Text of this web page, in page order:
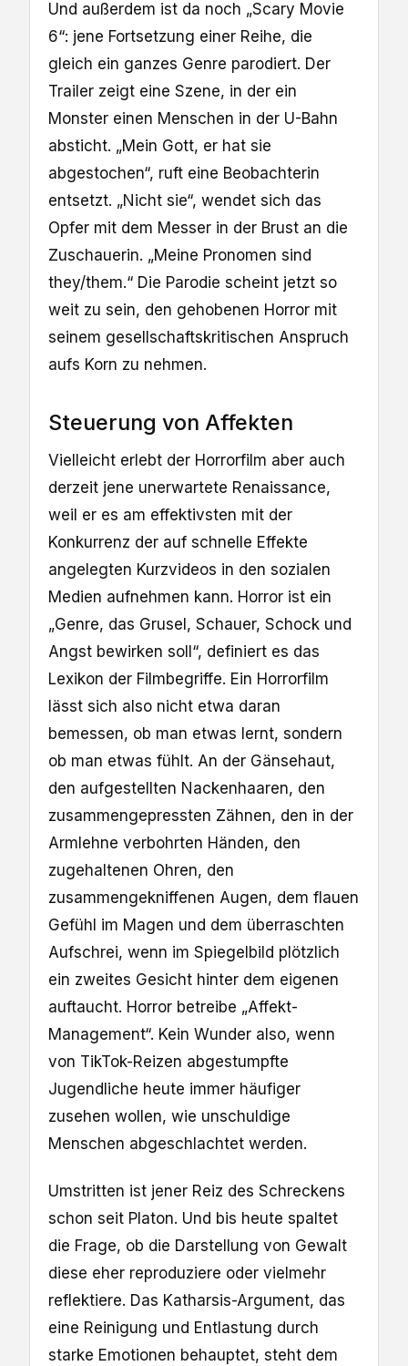
Und außerdem ist da noch „Scary Movie
6“: jene Fortsetzung einer Reihe, die
gleich ein ganzes Genre parodiert. Der
Trailer zeigt eine Szene, in der ein
Monster einen Menschen in der U-Bahn
absticht. „Mein Gott, er hat sie
abgestochen“, ruft eine Beobachterin
entsetzt. „Nicht sie“, wendet sich das
Opfer mit dem Messer in der Brust an die
Zuschauerin. „Meine Pronomen sind
they/them.“ Die Parodie scheint jetzt so
weit zu sein, den gehobenen Horror mit
seinem gesellschaftskritischen Anspruch
aufs Korn zu nehmen.
Steuerung von Affekten
Vielleicht erlebt der Horrorfilm aber auch
derzeit jene unerwartete Renaissance,
weil er es am effektivsten mit der
Konkurrenz der auf schnelle Effekte
angelegten Kurzvideos in den sozialen
Medien aufnehmen kann. Horror ist ein
„Genre, das Grusel, Schauer, Schock und
Angst bewirken soll“, definiert es das
Lexikon der Filmbegriffe. Ein Horrorfilm
lässt sich also nicht etwa daran
bemessen, ob man etwas lernt, sondern
ob man etwas fühlt. An der Gänsehaut,
den aufgestellten Nackenhaaren, den
zusammengepressten Zähnen, den in der
Armlehne verbohrten Händen, den
zugehaltenen Ohren, den
zusammengekniffenen Augen, dem flauen
Gefühl im Magen und dem überraschten
Aufschrei, wenn im Spiegelbild plötzlich
ein zweites Gesicht hinter dem eigenen
auftaucht. Horror betreibe „Affekt-
Management“. Kein Wunder also, wenn
von TikTok-Reizen abgestumpfte
Jugendliche heute immer häufiger
zusehen wollen, wie unschuldige
Menschen abgeschlachtet werden.
Umstritten ist jener Reiz des Schreckens
schon seit Platon. Und bis heute spaltet
die Frage, ob die Darstellung von Gewalt
diese eher reproduziere oder vielmehr
reflektiere. Das Katharsis-Argument, das
eine Reinigung und Entlastung durch
starke Emotionen behauptet, steht dem